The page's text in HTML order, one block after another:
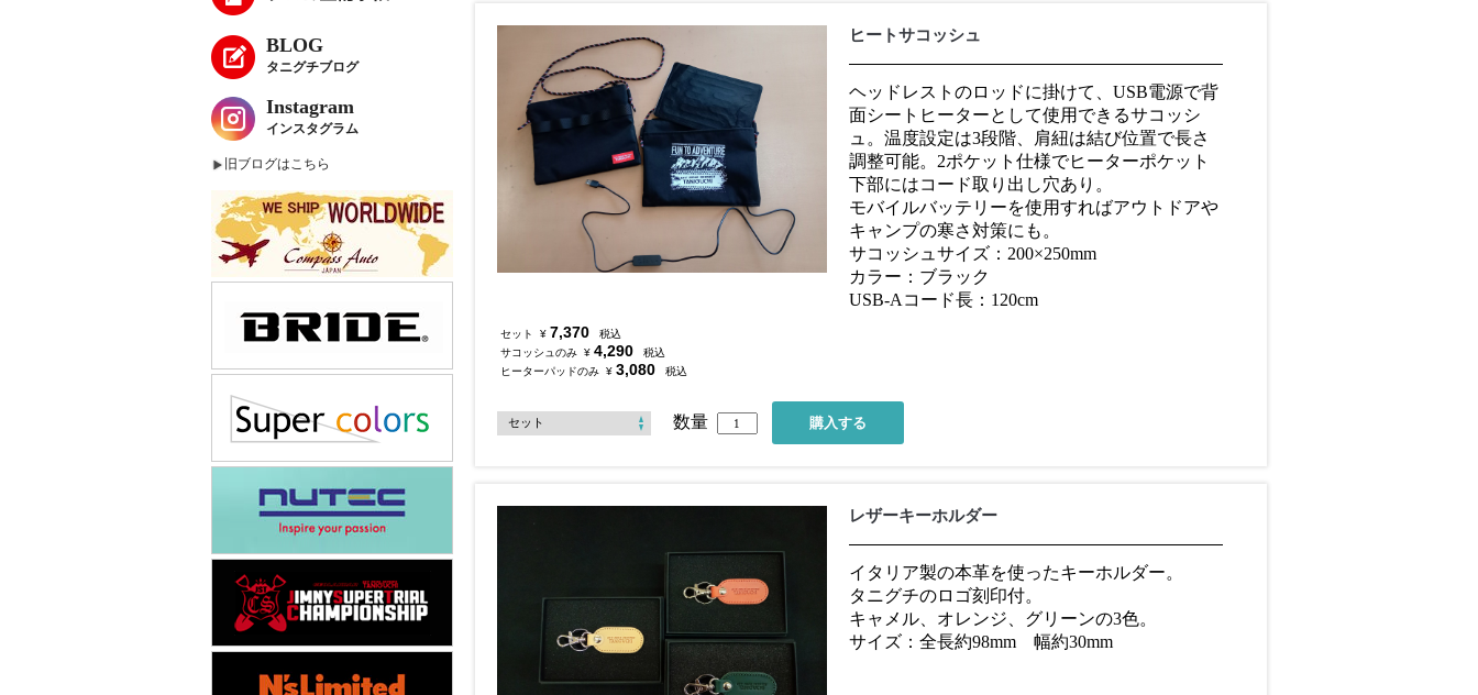
BLOG
タニグチブログ
Instagram
インスタグラム
旧ブログはこちら
ヒートサコッシュ
ヘッドレストのロッドに掛けて、USB電源で背
面シートヒーターとして使用できるサコッシ
ュ。温度設定は3段階、肩紐は結び位置で長さ
調整可能。2ポケット仕様でヒーターポケット
下部にはコード取り出し穴あり。
モバイルバッテリーを使用すればアウトドアや
キャンプの寒さ対策にも。
サコッシュサイズ：200×250mm
カラー：ブラック
USB-Aコード長：120cm
セット ¥ 7,370
税込
サコッシュのみ ¥ 4,290
税込
ヒーターパッドのみ ¥ 3,080 税込
数量
レザーキーホルダー
イタリア製の本革を使ったキーホルダー。
タニグチのロゴ刻印付。
キャメル、オレンジ、グリーンの3色。
サイズ：全長約98mm 幅約30mm